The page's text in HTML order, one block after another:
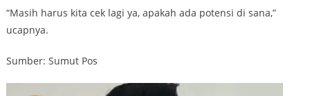
“Masih harus kita cek lagi ya, apakah ada potensi di sana,”
ucapnya.
Sumber: Sumut Pos